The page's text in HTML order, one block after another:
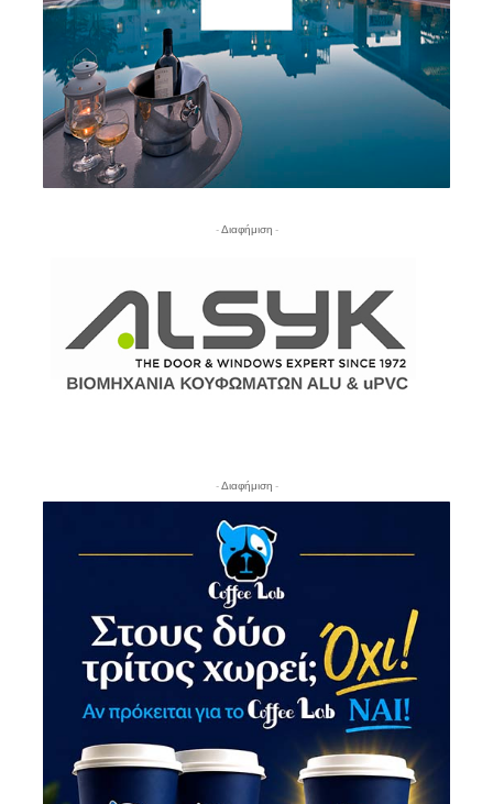
- Διαφήμιση -
- Διαφήμιση -